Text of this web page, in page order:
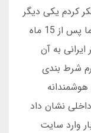
کردم یکی دیگر
از سایت های معمولی شرط بندی است. اما پس از 15 ماه
ایرانی به آن
شرط بندی
دسامبر 2024، آمار داخلی نشان داد
وارد سایت